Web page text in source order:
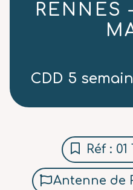
RENNES
CDD 5
Réf : 01
Antenne de